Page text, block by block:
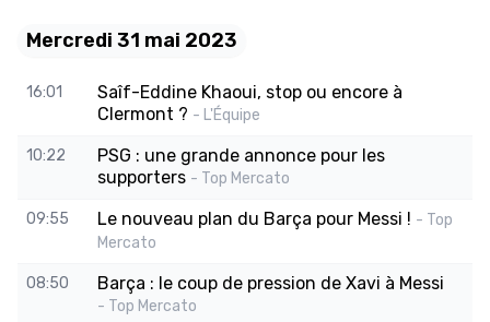
Mercredi 31 mai 2023
16:01
Saîf-Eddine Khaoui, stop ou encore à
Clermont ? - L'Équipe
10:22
PSG : une grande annonce pour les
supporters - Top Mercato
09:55 Le nouveau plan du Barça pour Messi ! - Top
Mercato
08:50 Barça : le coup de pression de Xavi à Messi
- Top Mercato